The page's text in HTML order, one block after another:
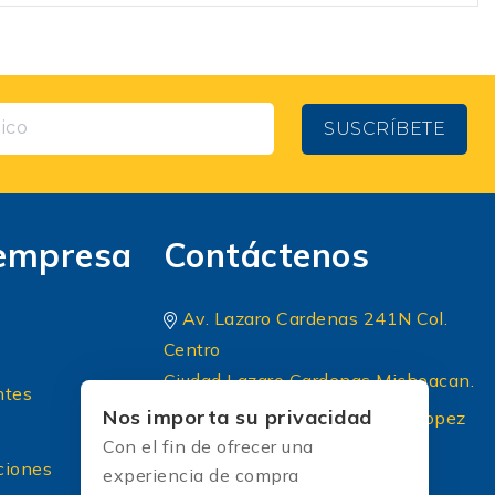
SUSCRÍBETE
Contáctenos
Av. Lazaro Cardenas 241N Col.
Centro
Ciudad Lazaro Cardenas Michoacan.
Periferico Sur 8 A Principal lopez
portillo colonia: El briseño CP
45236 Zapopan Jalisco
Nos importa su privacidad
Con el fin de ofrecer una
experiencia de compra